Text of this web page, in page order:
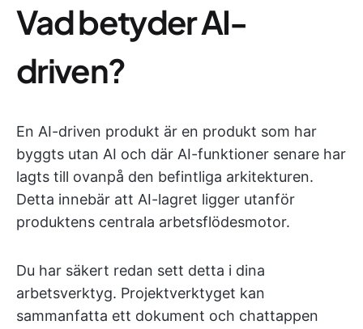
Vad betyder AI-
driven?
En AI-driven produkt är en produkt som har
byggts utan AI och där AI-funktioner senare har
lagts till ovanpå den befintliga arkitekturen.
Detta innebär att AI-lagret ligger utanför
produktens centrala arbetsflödesmotor.
Du har säkert redan sett detta i dina
arbetsverktyg. Projektverktyget kan
sammanfatta ett dokument och chattappen